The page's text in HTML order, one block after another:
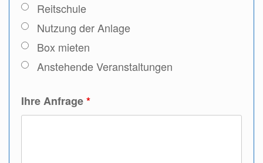
Reitschule
Nutzung der Anlage
Box mieten
Anstehende Veranstaltungen
Ihre Anfrage*